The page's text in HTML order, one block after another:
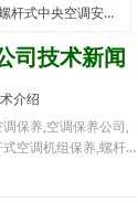
水冷螺杆式中央空调安装联系方式电话号码那里有？
司技术新闻
介绍
保养,空调保养公司,
空调机组保养,螺杆